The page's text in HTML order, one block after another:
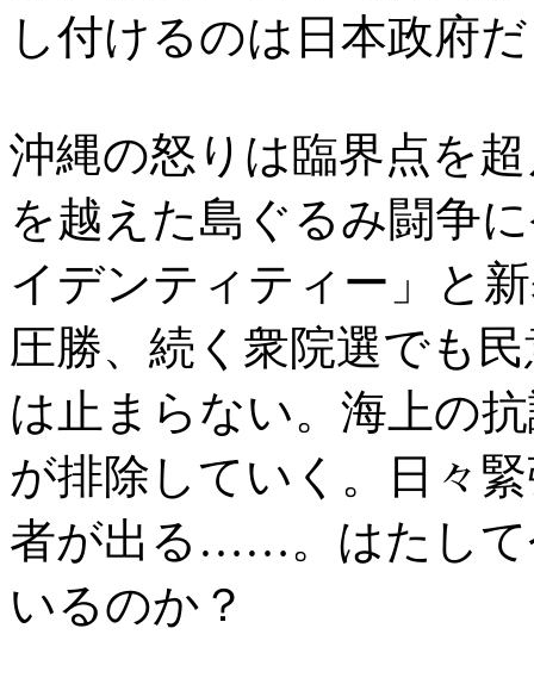
し付けるのは日本政府
沖縄の怒りは臨界点を
を越えた島ぐるみ闘争
イデンティティー」と
圧勝、続く衆院選でも
は止まらない。海上の
が排除していく。日々
者が出る……。はたして
いるのか？